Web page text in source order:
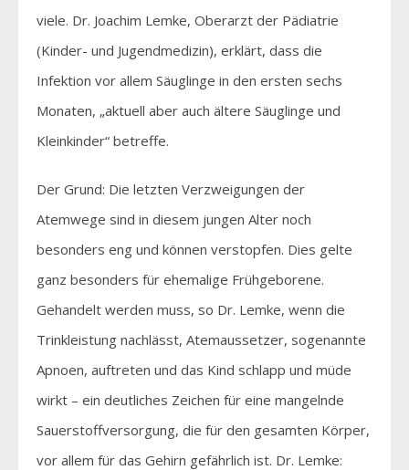
viele. Dr. Joachim Lemke, Oberarzt der Pädiatrie
(Kinder- und Jugendmedizin), erklärt, dass die
Infektion vor allem Säuglinge in den ersten sechs
Monaten, „aktuell aber auch ältere Säuglinge und
Kleinkinder“ betreffe.
Der Grund: Die letzten Verzweigungen der
Atemwege sind in diesem jungen Alter noch
besonders eng und können verstopfen. Dies gelte
ganz besonders für ehemalige Frühgeborene.
Gehandelt werden muss, so Dr. Lemke, wenn die
Trinkleistung nachlässt, Atemaussetzer, sogenannte
Apnoen, auftreten und das Kind schlapp und müde
wirkt – ein deutliches Zeichen für eine mangelnde
Sauerstoffversorgung, die für den gesamten Körper,
vor allem für das Gehirn gefährlich ist. Dr. Lemke: